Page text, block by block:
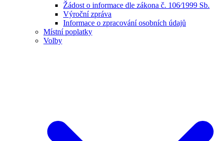
Žádost o informace dle zákona č. 106⁄1999 Sb.
Výroční zpráva
Informace o zpracování osobních údajů
Místní poplatky
Volby